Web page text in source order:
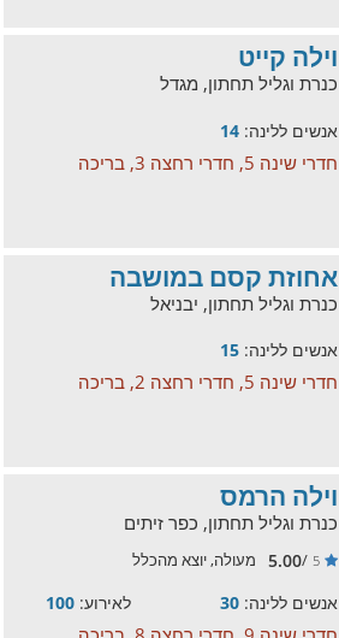
וילה קייט
כנרת וגליל תחתון, מגדל
אנשים ללינה: 14
חדרי שינה 5, חדרי רחצה 3, בריכה
אחוזת קסם במושבה
כנרת וגליל תחתון, יבניאל
אנשים ללינה: 15
חדרי שינה 5, חדרי רחצה 2, בריכה
וילה הרמס
כנרת וגליל תחתון, כפר זיתים
5
/
5.00 מעולה, יוצא מהכלל
אנשים ללינה: 30 לאירוע: 100